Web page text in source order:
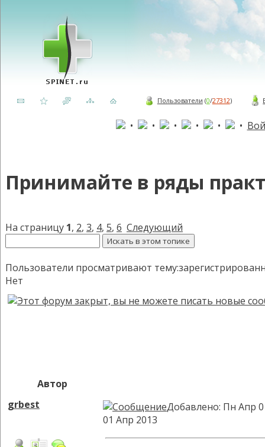
Пользователи (0/27312)
• • • • • •
Принимайте в ряды
На страницу 1, 2, 3, 4, 5, 6 Следующий
Пользователи просматривают
Нет
Автор
grbest
Добавлено: Пн Апр
01 Апр 2013